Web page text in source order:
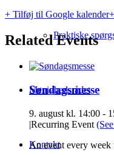
Praktiske
Menighedsrådet
Kontakt
+ Tilføj til Google kalender
Related Events
Søndagsmesse
9. august kl. 14:00 -
|Recurring Event
An event every week